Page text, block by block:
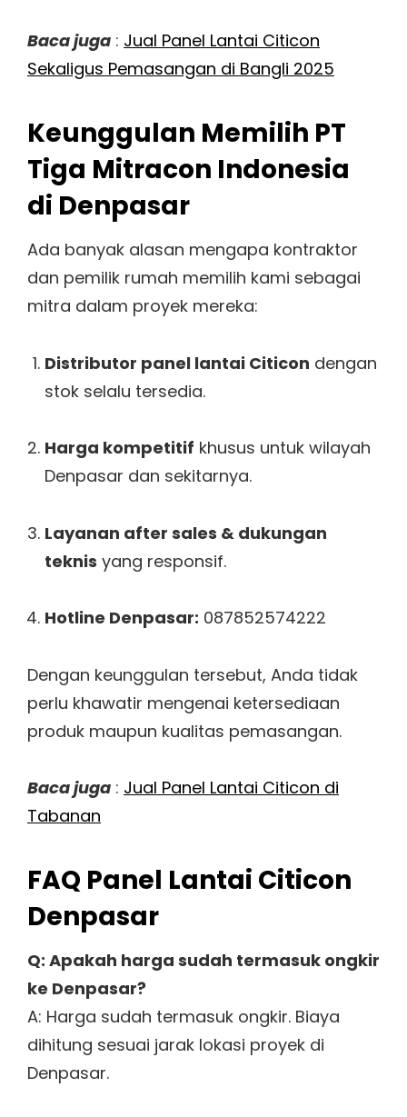
Baca juga : Jual Panel Lantai Citicon
Sekaligus Pemasangan di Bangli 2025
Keunggulan Memilih PT
Tiga Mitracon Indonesia
di Denpasar
Ada banyak alasan mengapa kontraktor
dan pemilik rumah memilih kami sebagai
mitra dalam proyek mereka:
Distributor panel lantai Citicon dengan
stok selalu tersedia.
Harga kompetitif khusus untuk wilayah
Denpasar dan sekitarnya.
Layanan after sales & dukungan
teknis yang responsif.
Hotline Denpasar: 087852574222
Dengan keunggulan tersebut, Anda tidak
perlu khawatir mengenai ketersediaan
produk maupun kualitas pemasangan.
Baca juga : Jual Panel Lantai Citicon di
Tabanan
FAQ Panel Lantai Citicon
Denpasar
Q: Apakah harga sudah termasuk ongkir
ke Denpasar?
A: Harga sudah termasuk ongkir. Biaya
dihitung sesuai jarak lokasi proyek di
Denpasar.